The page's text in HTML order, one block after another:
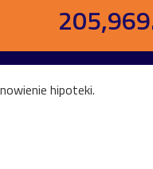
hipoteki.